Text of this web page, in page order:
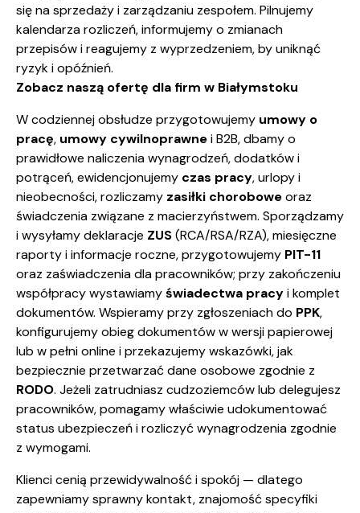
się na sprzedaży i zarządzaniu zespołem. Pilnujemy
kalendarza rozliczeń, informujemy o zmianach
przepisów i reagujemy z wyprzedzeniem, by uniknąć
ryzyk i opóźnień.
Zobacz naszą ofertę dla firm w Białymstoku
W codziennej obsłudze przygotowujemy umowy o
pracę, umowy cywilnoprawnei B2B, dbamy o
prawidłowe naliczenia wynagrodzeń, dodatków i
potrąceń, ewidencjonujemy czas pracy, urlopy i
nieobecności, rozliczamy zasiłki choroboweoraz
świadczenia związane z macierzyństwem. Sporządzamy
i wysyłamy deklaracje ZUS(RCA/RSA/RZA), miesięczne
raporty i informacje roczne, przygotowujemy PIT-11
oraz zaświadczenia dla pracowników; przy zakończeniu
współpracy wystawiamyświadectwa pracyi komplet
dokumentów. Wspieramy przy zgłoszeniach do PPK,
konfigurujemy obieg dokumentów w wersji papierowej
lub w pełni online i przekazujemy wskazówki, jak
bezpiecznie przetwarzać dane osobowe zgodnie z
RODO. Jeżeli zatrudniasz cudzoziemców lub delegujesz
pracowników, pomagamy właściwie udokumentować
status ubezpieczeń i rozliczyć wynagrodzenia zgodnie
z wymogami.
Klienci cenią przewidywalność i spokój — dlatego
zapewniamy sprawny kontakt, znajomość specyfiki